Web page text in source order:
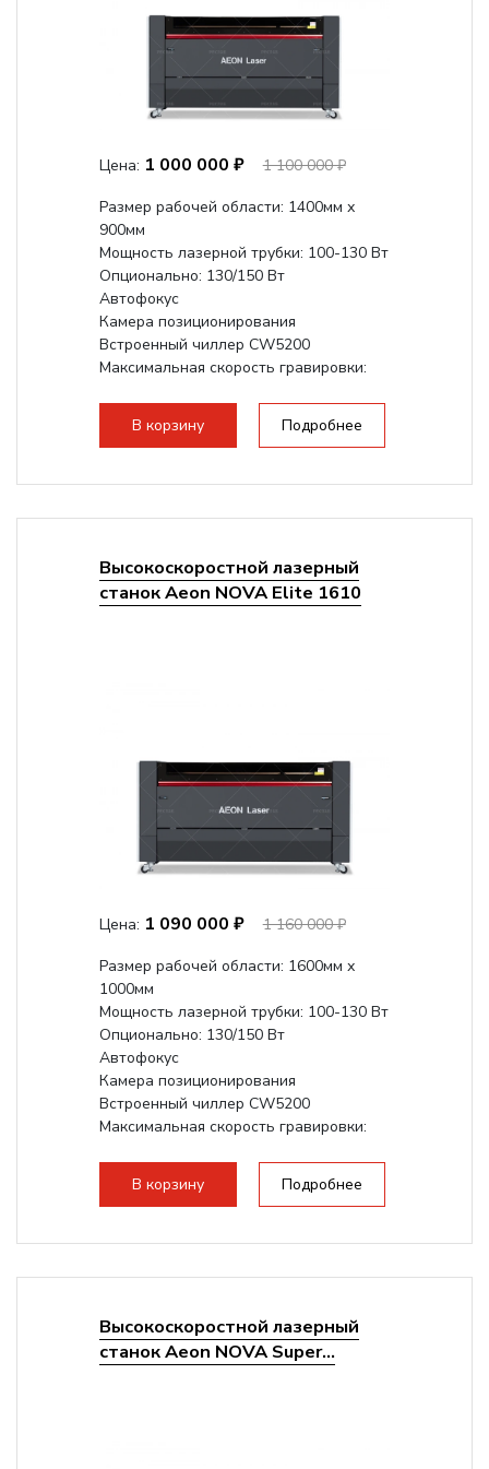
Цена: 1 000 000 ₽
1 100 000 ₽
Размер рабочей области: 1400мм х
900мм
Мощность лазерной трубки: 100-130 Вт
Опционально: 130/150 Вт
Автофокус
Камера позиционирования
Встроенный чиллер CW5200
Максимальная скорость гравировки:
140мм,...
В корзину Подробнее
Высокоскоростной лазерный
станок Aeon NOVA Elite 1610
Цена: 1 090 000 ₽
1 160 000 ₽
Размер рабочей области: 1600мм х
1000мм
Мощность лазерной трубки: 100-130 Вт
Опционально: 130/150 Вт
Автофокус
Камера позиционирования
Встроенный чиллер CW5200
Максимальная скорость гравировки:
140мм,...
В корзину Подробнее
Высокоскоростной лазерный
станок Aeon NOVA Super...